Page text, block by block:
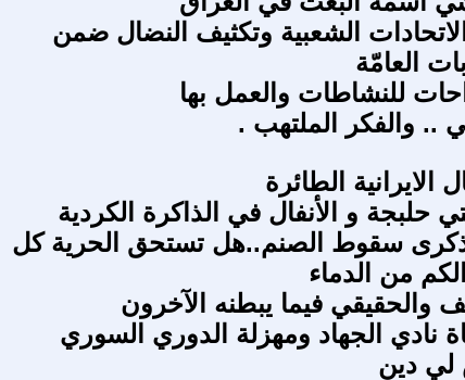
الاتحادات الشعبية وتكثيف النضال ضمن
العامّة
للنشاطات والعمل بها
.. والفكر الملتهب .
الايرانية الطائرة
حلبجة و الأنفال في الذاكرة الكردية
سقوط الصنم..هل تستحق الحرية كل
من الدماء
والحقيقي فيما يبطنه الآخرون
نادي الجهاد ومهزلة الدوري السوري
لي دين